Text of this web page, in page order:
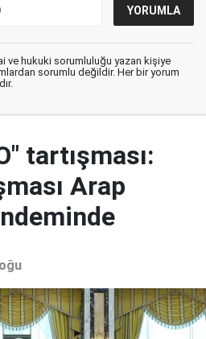
ve hukuki sorumluluğu yazan kişiye
sorumlu değildir. Her bir yorum
tartışması:
Arap